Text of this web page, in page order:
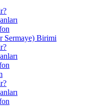
Sermaye) Birimi